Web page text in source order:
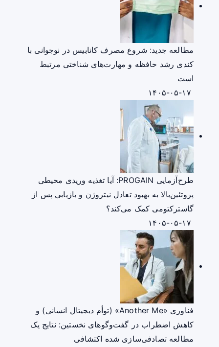
مطالعه جدید: شروع مصرف کانابیس در نوجوانی با
کندی رشد حافظه و مهارت‌های شناختی مرتبط
است
طرح‌آزمایی PROGAIN: آیا تغذیه وریدی محیطی
پروتئین‌بالا به بهبود تعادل نیتروژن و بازیابی پس از
گاسترکتومی کمک می‌کند؟
فناوری «Another Me» (توأم دیجیتال انسانی) و
کاهش اضطراب در گفت‌وگوهای نخستین: نتایج یک
مطالعه تصادفی‌سازی شده اکتشافی